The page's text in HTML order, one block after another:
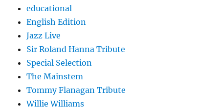
educational
English Edition
Jazz Live
Sir Roland Hanna Tribute
Special Selection
The Mainstem
Tommy Flanagan Tribute
Willie Williams